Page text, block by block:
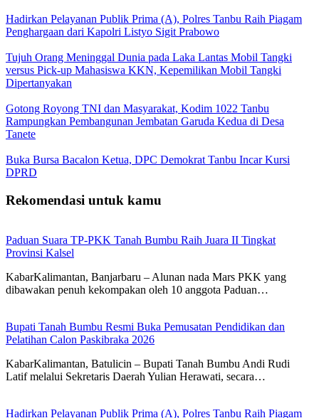
Hadirkan Pelayanan Publik Prima (A), Polres Tanbu Raih Piagam
Penghargaan dari Kapolri Listyo Sigit Prabowo
Tujuh Orang Meninggal Dunia pada Laka Lantas Mobil Tangki
versus Pick-up Mahasiswa KKN, Kepemilikan Mobil Tangki
Dipertanyakan
Gotong Royong TNI dan Masyarakat, Kodim 1022 Tanbu
Rampungkan Pembangunan Jembatan Garuda Kedua di Desa
Tanete
Buka Bursa Bacalon Ketua, DPC Demokrat Tanbu Incar Kursi
DPRD
Rekomendasi untuk kamu
Paduan Suara TP-PKK Tanah Bumbu Raih Juara II Tingkat
Provinsi Kalsel
KabarKalimantan, Banjarbaru – Alunan nada Mars PKK yang
dibawakan penuh kekompakan oleh 10 anggota Paduan…
Bupati Tanah Bumbu Resmi Buka Pemusatan Pendidikan dan
Pelatihan Calon Paskibraka 2026
KabarKalimantan, Batulicin – Bupati Tanah Bumbu Andi Rudi
Latif melalui Sekretaris Daerah Yulian Herawati, secara…
Hadirkan Pelayanan Publik Prima (A), Polres Tanbu Raih Piagam